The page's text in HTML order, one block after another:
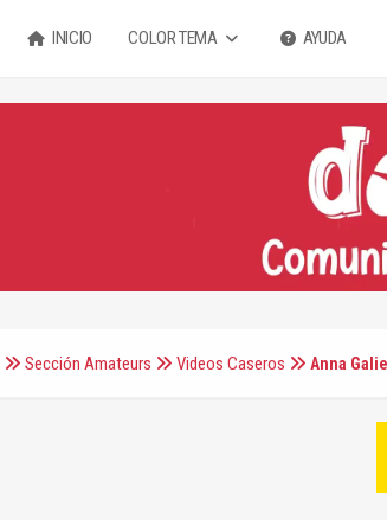
INICIO COLOR TEMA AYUDA
Sección Amateurs Videos Caseros Anna